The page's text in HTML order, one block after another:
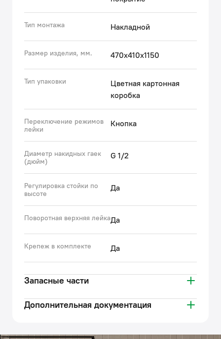
Тип монтажа Накладной
Размер изделия, мм. 470x410x1150
Тип упаковки
Цветная картонная
коробка
Переключение режимов
лейки
Кнопка
Диаметр накидных гаек
(дюйм)
G 1/2
Регулировка стойки по
высоте
Да
Поворотная верхняя лейкаДа
Крепеж в комплекте Да
Запасные части
Дополнительная документация